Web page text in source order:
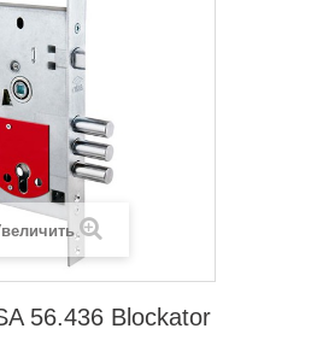
56.436 Blockator